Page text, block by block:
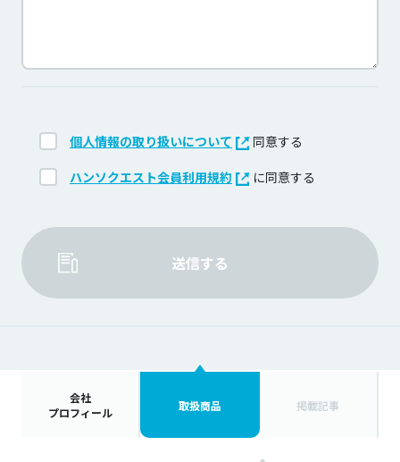
個人情報の取り扱いについて 同意する
ハンソクエスト会員利用規約 に同意する
送信する
会社
プロフィール
取扱商品 掲載記事